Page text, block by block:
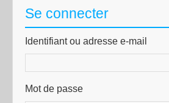
Se connecter
Identifiant ou adresse e-mail
Mot de passe